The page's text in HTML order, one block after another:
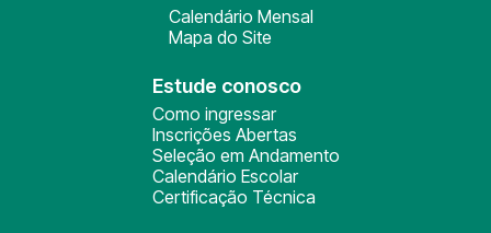
Calendário Mensal
Mapa do Site
Estude conosco
Como ingressar
Inscrições Abertas
Seleção em Andamento
Calendário Escolar
Certificação Técnica